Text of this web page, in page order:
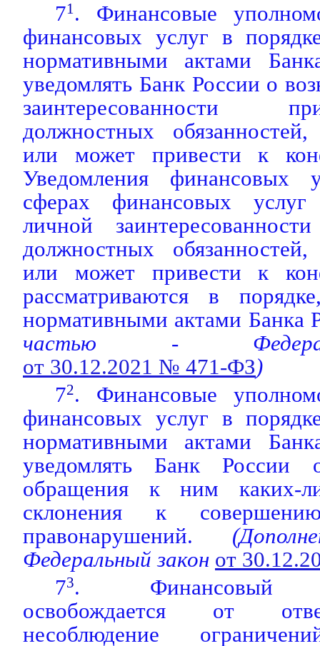
71 . Финансовые
финансовых услуг в
нормативными актами
уведомлять Банк России о
заинтересованности
должностных
или может привести к
Уведомления финансовых
сферах финансовых
личной
должностных
или может привести к
рассматриваются в
нормативными актами Банка
частью -
от 30.12.2021 № 471-ФЗ)
72. Финансовые
финансовых услуг в
нормативными актами
уведомлять Банк России
обращения к ним каких-
склонения к
правонарушений.
Федеральный закон от
73. Финансовый
освобождается от
несоблюдение